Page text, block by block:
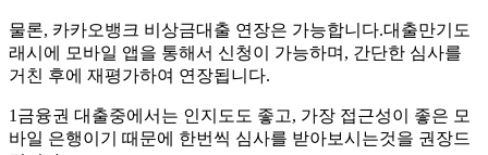
물론, 카카오뱅크 비상금대출 연장은 가능합니다.대출만기도
래시에 모바일 앱을 통해서 신청이 가능하며, 간단한 심사를
거친 후에 재평가하여 연장됩니다.
1금융권 대출중에서는 인지도도 좋고, 가장 접근성이 좋은 모
바일 은행이기 때문에 한번씩 심사를 받아보시는것을 권장드